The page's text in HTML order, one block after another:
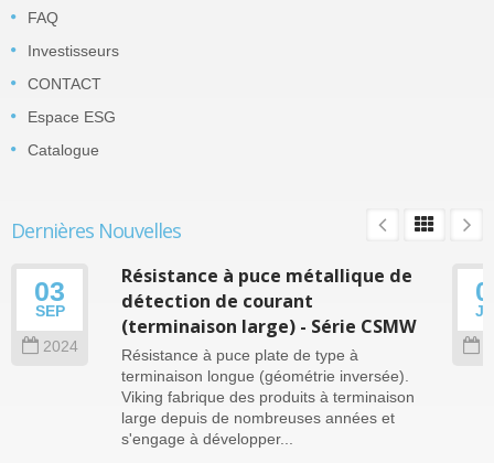
FAQ
Investisseurs
CONTACT
Espace ESG
Catalogue
Dernières Nouvelles
03
SEP
2024
Résistance à puce métallique de
détection de courant
(terminaison large) - Série CSMW
Résistance à puce plate de type à
terminaison longue (géométrie inversée).
Viking fabrique des produits à terminaison
large depuis de nombreuses années et
s'engage à développer...